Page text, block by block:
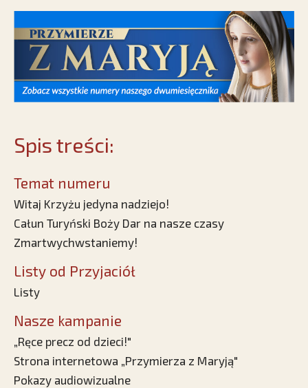
Spis treści:
Temat numeru
Witaj Krzyżu jedyna nadziejo!
Całun Turyński Boży Dar na nasze czasy
Zmartwychwstaniemy!
Listy od Przyjaciół
Listy
Nasze kampanie
„Ręce precz od dzieci!"
Strona internetowa „Przymierza z Maryją"
Pokazy audiowizualne